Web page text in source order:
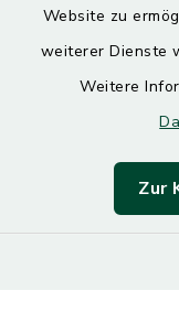
Website zu
weiterer Dienste
Weitere
Zur